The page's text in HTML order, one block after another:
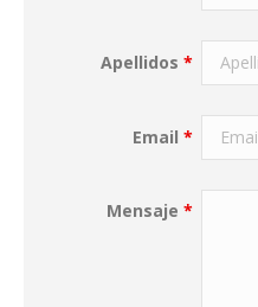
Apellidos*
Email*
Mensaje*